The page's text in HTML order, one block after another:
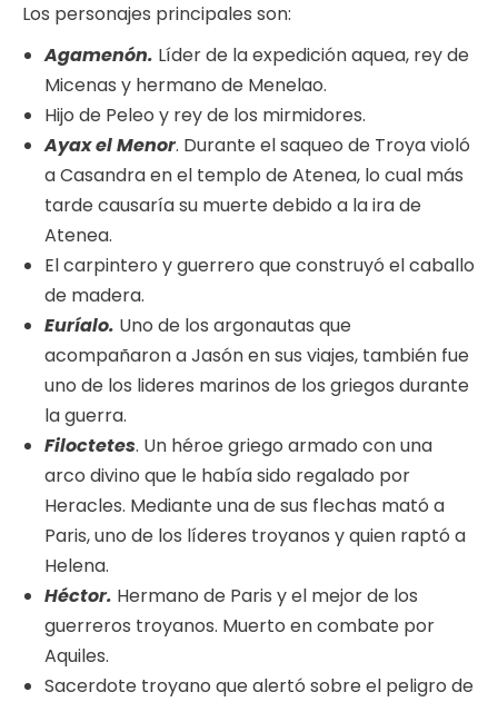
Los personajes principales son:
Agamenón. Líder de la expedición aquea, rey de
Micenas y hermano de Menelao.
Hijo de Peleo y rey de los mirmidores.
Ayax el Menor. Durante el saqueo de Troya violó
a Casandra en el templo de Atenea, lo cual más
tarde causaría su muerte debido a la ira de
Atenea.
El carpintero y guerrero que construyó el caballo
de madera.
Euríalo. Uno de los argonautas que
acompañaron a Jasón en sus viajes, también fue
uno de los lideres marinos de los griegos durante
la guerra.
Filoctetes. Un héroe griego armado con una
arco divino que le había sido regalado por
Heracles. Mediante una de sus flechas mató a
Paris, uno de los líderes troyanos y quien raptó a
Helena.
Héctor. Hermano de Paris y el mejor de los
guerreros troyanos. Muerto en combate por
Aquiles.
Sacerdote troyano que alertó sobre el peligro de